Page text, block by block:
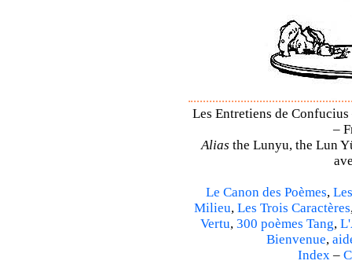
Les Entretiens de
–
Alias the Lunyu, the Lun
Le Canon des Poèmes,
Milieu, Les Trois Caractères
Vertu, 300 poèmes Tang,
Bienvenue,
Index –